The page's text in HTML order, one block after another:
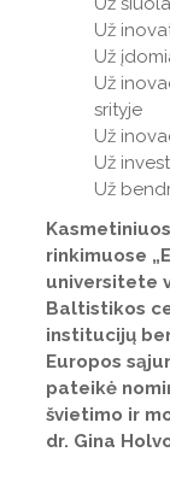
Už
Už
Už
srityje
Už
Už
Už
rinkimuose
universitete
Baltistikos
institucijų
Europos
pateikė
švietimo ir
dr. Gina